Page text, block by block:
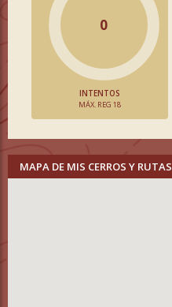
0
INTENTOS
MÁX. REG 18
MAPA DE MIS CERROS Y RUTAS